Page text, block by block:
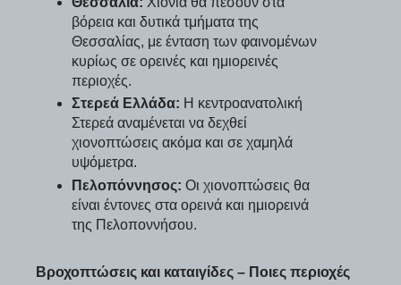
βόρεια και δυτικά τμήματα της
Θεσσαλίας, με ένταση των φαινομένων
κυρίως σε ορεινές και ημιορεινές
περιοχές.
Στερεά Ελλάδα: Η κεντροανατολική
Στερεά αναμένεται να δεχθεί
χιονοπτώσεις ακόμα και σε χαμηλά
υψόμετρα.
Πελοπόννησος: Οι χιονοπτώσεις θα
είναι έντονες στα ορεινά και ημιορεινά
της Πελοποννήσου.
Βροχοπτώσεις και καταιγίδες – Ποιες περιοχές